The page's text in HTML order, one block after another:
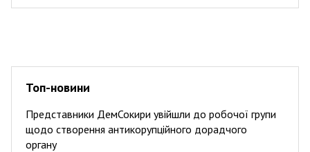
Топ-новини
Представники ДемСокири увійшли до робочої групи
щодо створення антикорупційного дорадчого
органу